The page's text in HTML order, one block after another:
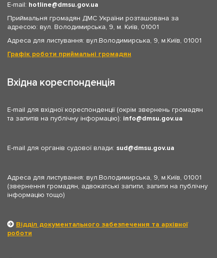
E-mail: hotline
dmsu.gov.ua
Приймальня громадян ДМС України розташована за
адресою: вул. Володимирська, 9, м. Київ, 01001
Адреса для листування: вул.Володимирська, 9, м.Київ, 01001
Графік роботи приймальні громадян
Вхідна кореспонденція
E-mail для вхідної кореспонденції (окрім звернень громадян
та запитів на публічну інформацію): info dmsu.gov.ua
E-mail для органів судової влади: sud dmsu.gov.ua
Адреса для листування: вул.Володимирська, 9, м.Київ, 01001
(звернення громадян, адвокатські запити, запити на публічну
інформацію тощо)
Відділ документального забезпечення та архівної
роботи